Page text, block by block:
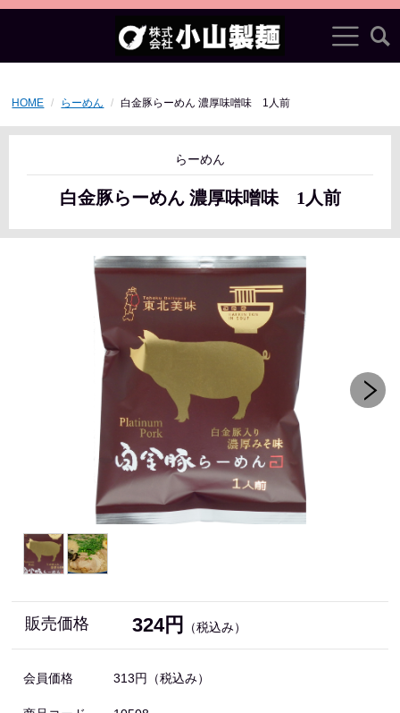
HOME らーめん 白金豚らーめん 濃厚味噌味 1人前
らーめん
白金豚らーめん 濃厚味噌味 1人前
販売価格 324円 （税込み）
会員価格 313円 （税込み）